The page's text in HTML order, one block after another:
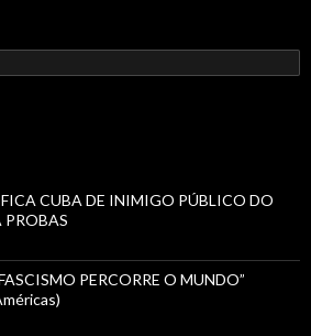
CUBA DE INIMIGO PÚBLICO DO
PERCORRE O MUNDO”